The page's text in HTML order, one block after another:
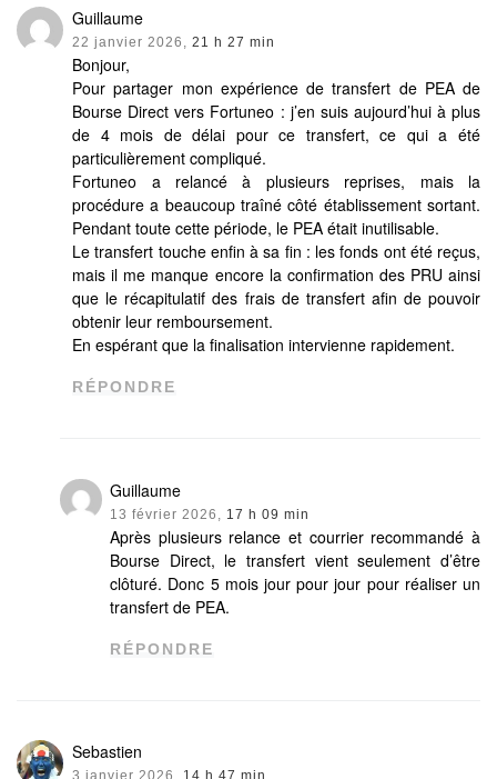
Guillaume
22 janvier 2026, 21 h 27 min
Bonjour,
Pour partager mon expérience de transfert de PEA de
Bourse Direct vers Fortuneo : j’en suis aujourd’hui à plus
de 4 mois de délai pour ce transfert, ce qui a été
particulièrement compliqué.
Fortuneo a relancé à plusieurs reprises, mais la
procédure a beaucoup traîné côté établissement sortant.
Pendant toute cette période, le PEA était inutilisable.
Le transfert touche enfin à sa fin : les fonds ont été reçus,
mais il me manque encore la confirmation des PRU ainsi
que le récapitulatif des frais de transfert afin de pouvoir
obtenir leur remboursement.
En espérant que la finalisation intervienne rapidement.
RÉPONDRE
Guillaume
13 février 2026, 17 h 09 min
Après plusieurs relance et courrier recommandé à
Bourse Direct, le transfert vient seulement d’être
clôturé. Donc 5 mois jour pour jour pour réaliser un
transfert de PEA.
RÉPONDRE
Sebastien
3 janvier 2026, 14 h 47 min